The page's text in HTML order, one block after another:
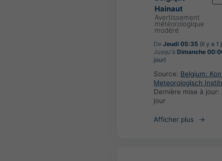
Hainaut
Avertissement
météorologique
modéré
De Jeudi 05:35 (il y a 1
Jusqu'à Dimanche
jour)
Source: Belgium:
Meteorologisch
Dernière mise à jour:
jour
Afficher plus